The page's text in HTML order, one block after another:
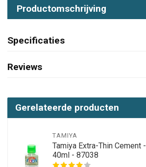
Productomschrijving
Specificaties
Reviews
Gerelateerde producten
TAMIYA
Tamiya Extra-Thin Cement -
40ml - 87038